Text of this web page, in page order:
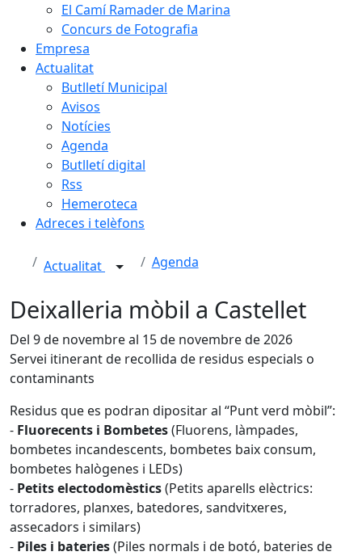
El Camí Ramader de Marina
Concurs de Fotografia
Empresa
Actualitat
Butlletí Municipal
Avisos
Notícies
Agenda
Butlletí digital
Rss
Hemeroteca
Adreces i telèfons
Actualitat Agenda
Deixalleria mòbil a Castellet
Del 9 de novembre al 15 de novembre de 2026
Servei itinerant de recollida de residus especials o
contaminants
Residus que es podran dipositar al “Punt verd mòbil”:
- Fluorecents i Bombetes(Fluorens, làmpades,
bombetes incandescents, bombetes baix consum,
bombetes halògenes i LEDs)
- Petits electodomèstics(Petits aparells elèctrics:
torradores, planxes, batedores, sandvitxeres,
assecadors i similars)
- Piles i bateries(Piles normals i de botó, bateries de